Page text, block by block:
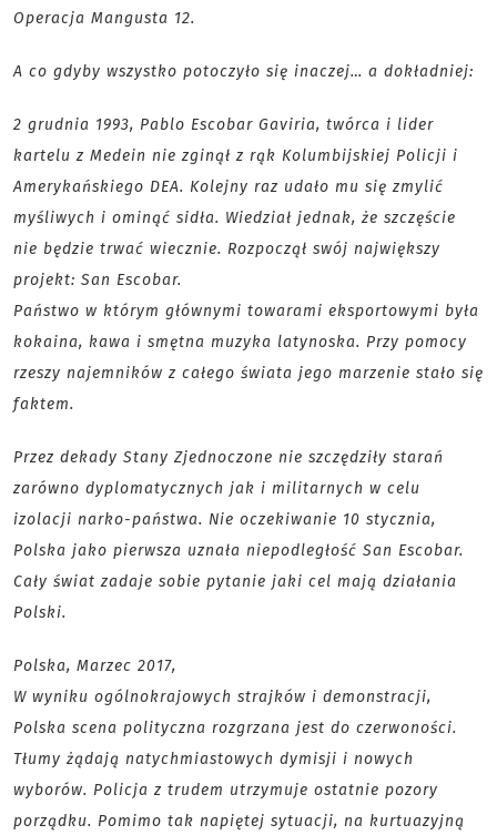
Operacja Mangusta 12.
A co gdyby wszystko potoczyło się inaczej… a dokładniej:
2 grudnia 1993, Pablo Escobar Gaviria, twórca i lider
kartelu z Medein nie zginął z rąk Kolumbijskiej Policji i
Amerykańskiego DEA. Kolejny raz udało mu się zmylić
myśliwych i ominąć sidła. Wiedział jednak, że szczęście
nie będzie trwać wiecznie. Rozpoczął swój największy
projekt: San Escobar.
Państwo w którym głównymi towarami eksportowymi była
kokaina, kawa i smętna muzyka latynoska. Przy pomocy
rzeszy najemników z całego świata jego marzenie stało się
faktem.
Przez dekady Stany Zjednoczone nie szczędziły starań
zarówno dyplomatycznych jak i militarnych w celu
izolacji narko-państwa. Nie oczekiwanie 10 stycznia,
Polska jako pierwsza uznała niepodległość San Escobar.
Cały świat zadaje sobie pytanie jaki cel mają działania
Polski.
Polska, Marzec 2017,
W wyniku ogólnokrajowych strajków i demonstracji,
Polska scena polityczna rozgrzana jest do czerwoności.
Tłumy żądają natychmiastowych dymisji i nowych
wyborów. Policja z trudem utrzymuje ostatnie pozory
porządku. Pomimo tak napiętej sytuacji, na kurtuazyjną